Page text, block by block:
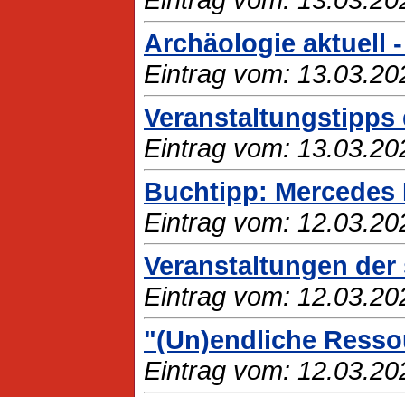
Archäologie aktuell
Eintrag vom:
Veranstaltungstipps
Eintrag vom:
Buchtipp:
Eintrag vom:
Veranstaltungen
Eintrag vom:
"(Un)endliche
Eintrag vom: